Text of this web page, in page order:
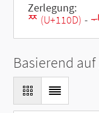
Zerlegung:
ᄍ (U+110D) -
Basierend auf